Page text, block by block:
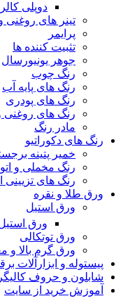
دوپلی کالر
تینر های روغنی
پرایمر
تثبیت کننده ها
جوهر یونیورسال
رنگ چوب
رنگ‌ های پایه آب
رنگ های پودری
رنگ‌ های روغنی
مادر رنگ
رنگ های دکوراتیو
خمیر پتینه
رنگ مخملی و
رنگ های تزیینی
ورق طلا و نقره
ورق استیل
ورق
ورق توتکالی
ورق گرم بالا و
پیستوله و ابزارآلات
شابلون و حروف
آموزش خرید از سایت